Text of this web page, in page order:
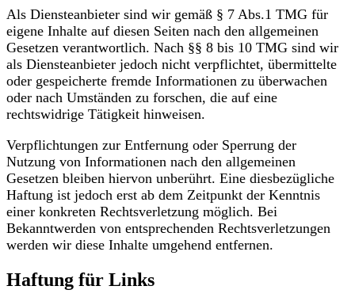
Als Diensteanbieter sind wir gemäß § 7 Abs.1 TMG für
eigene Inhalte auf diesen Seiten nach den allgemeinen
Gesetzen verantwortlich. Nach §§ 8 bis 10 TMG sind wir
als Diensteanbieter jedoch nicht verpflichtet, übermittelte
oder gespeicherte fremde Informationen zu überwachen
oder nach Umständen zu forschen, die auf eine
rechtswidrige Tätigkeit hinweisen.
Verpflichtungen zur Entfernung oder Sperrung der
Nutzung von Informationen nach den allgemeinen
Gesetzen bleiben hiervon unberührt. Eine diesbezügliche
Haftung ist jedoch erst ab dem Zeitpunkt der Kenntnis
einer konkreten Rechtsverletzung möglich. Bei
Bekanntwerden von entsprechenden Rechtsverletzungen
werden wir diese Inhalte umgehend entfernen.
Haftung für Links